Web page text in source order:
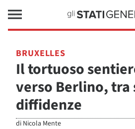
BRUXELLES
Il tortuoso
verso Berlino, tra
diffidenze
di Nicola Mente